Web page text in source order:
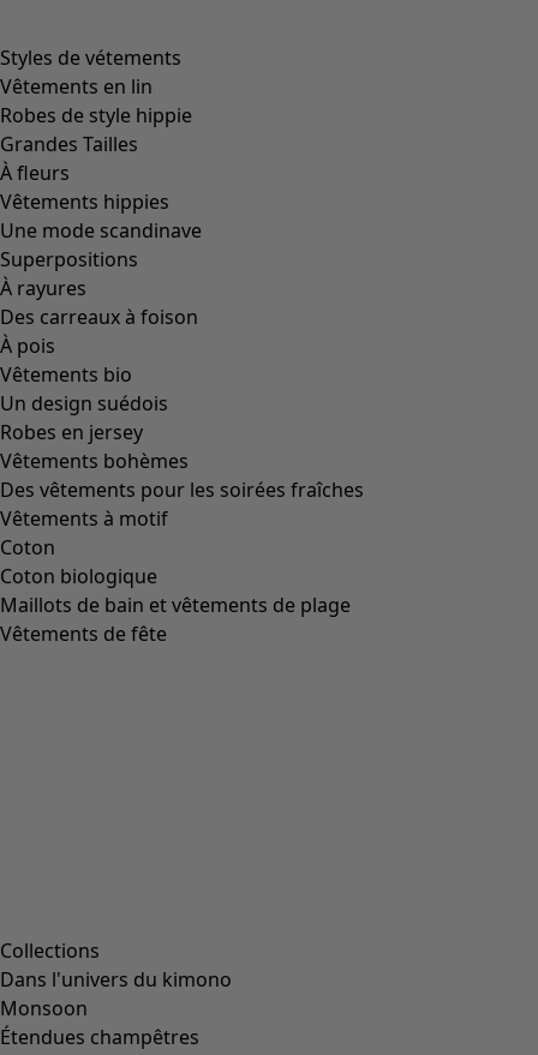
Styles de vétements
Vêtements en lin
Robes de style hippie
Grandes Tailles
À fleurs
Vêtements hippies
Une mode scandinave
Superpositions
À rayures
Des carreaux à foison
À pois
Vêtements bio
Un design suédois
Robes en jersey
Vêtements bohèmes
Des vêtements pour les soirées fraîches
Vêtements à motif
Coton
Coton biologique
Maillots de bain et vêtements de plage
Vêtements de fête
Collections
Dans l'univers du kimono
Monsoon
Étendues champêtres